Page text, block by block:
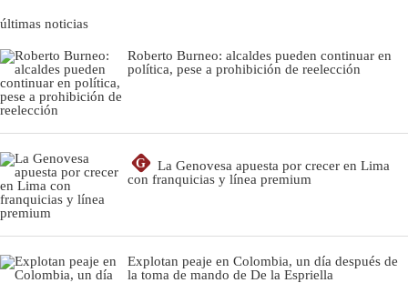
últimas noticias
Roberto Burneo: alcaldes pueden continuar en
política, pese a prohibición de reelección
G
La Genovesa apuesta por crecer en Lima
con franquicias y línea premium
Explotan peaje en Colombia, un día después de
la toma de mando de De la Espriella